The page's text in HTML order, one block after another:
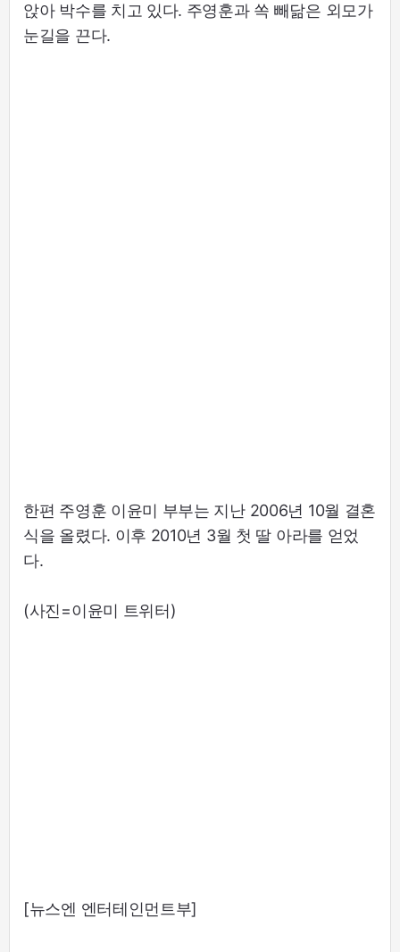
앉아 박수를 치고 있다. 주영훈과 쏙 빼닮은 외모가
눈길을 끈다.
한편 주영훈 이윤미 부부는 지난 2006년 10월 결혼
식을 올렸다. 이후 2010년 3월 첫 딸 아라를 얻었
다.
(사진=이윤미 트위터)
[뉴스엔 엔터테인먼트부]